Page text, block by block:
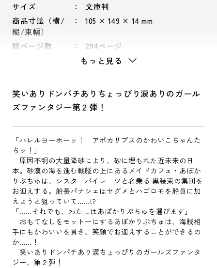
サイズ
文庫判
商品寸法（横/
縦/束幅）
105 × 149 × 14 mm
総ページ数 294ページ
もっと見る
笑いありドンパチありちょっぴり涙ありのガール
ズファンタジー第２弾！
「ハレルヨーホーッ！ アポカリプスのかわいこちゃんた
ちッ！」
原因不明の大量降砂により、砂に埋もれた近未来の日
本。砂漠の海を進む戦艦の上にあるメイドカフェ・あぽか
りぷちゅは、シスターパイレーツと名乗る 黒装束の集団を
お迎えする。船長パナシェはセグメとハゴロモを船員に加
えようと狙っていて……!?
「……それでも、わたしはあぽかりぷちゅを選びます」
おもてなしをモットーにするあぽかりぷちゅは、海賊相
手にもかわいいを貫き、笑顔でお迎えすることができるの
か……！
笑いありドンパチあり涙ちょっぴりのガールズファンタ
ジー、第２弾！